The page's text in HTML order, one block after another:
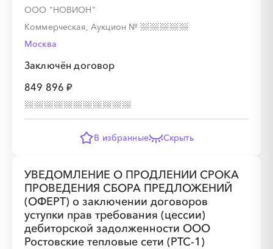
ООО "НОВИОН"
Коммерческая, Аукцион №
Москва
Заключён договор
849 896 ₽
В избранные Скрыть
УВЕДОМЛЕНИЕ О ПРОДЛЕНИИ СРОКА
ПРОВЕДЕНИЯ СБОРА ПРЕДЛОЖЕНИЙ
(ОФЕРТ) о заключении договоров
уступки прав требования (цессии)
дебиторской задолженности ООО
Ростовские тепловые сети (РТС-1)